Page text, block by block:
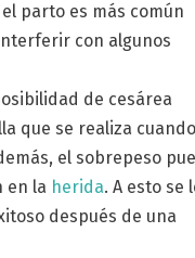
parto es más común
con algunos
de cesárea
que se realiza cuando
el sobrepeso
en la herida. A esto se
después de una